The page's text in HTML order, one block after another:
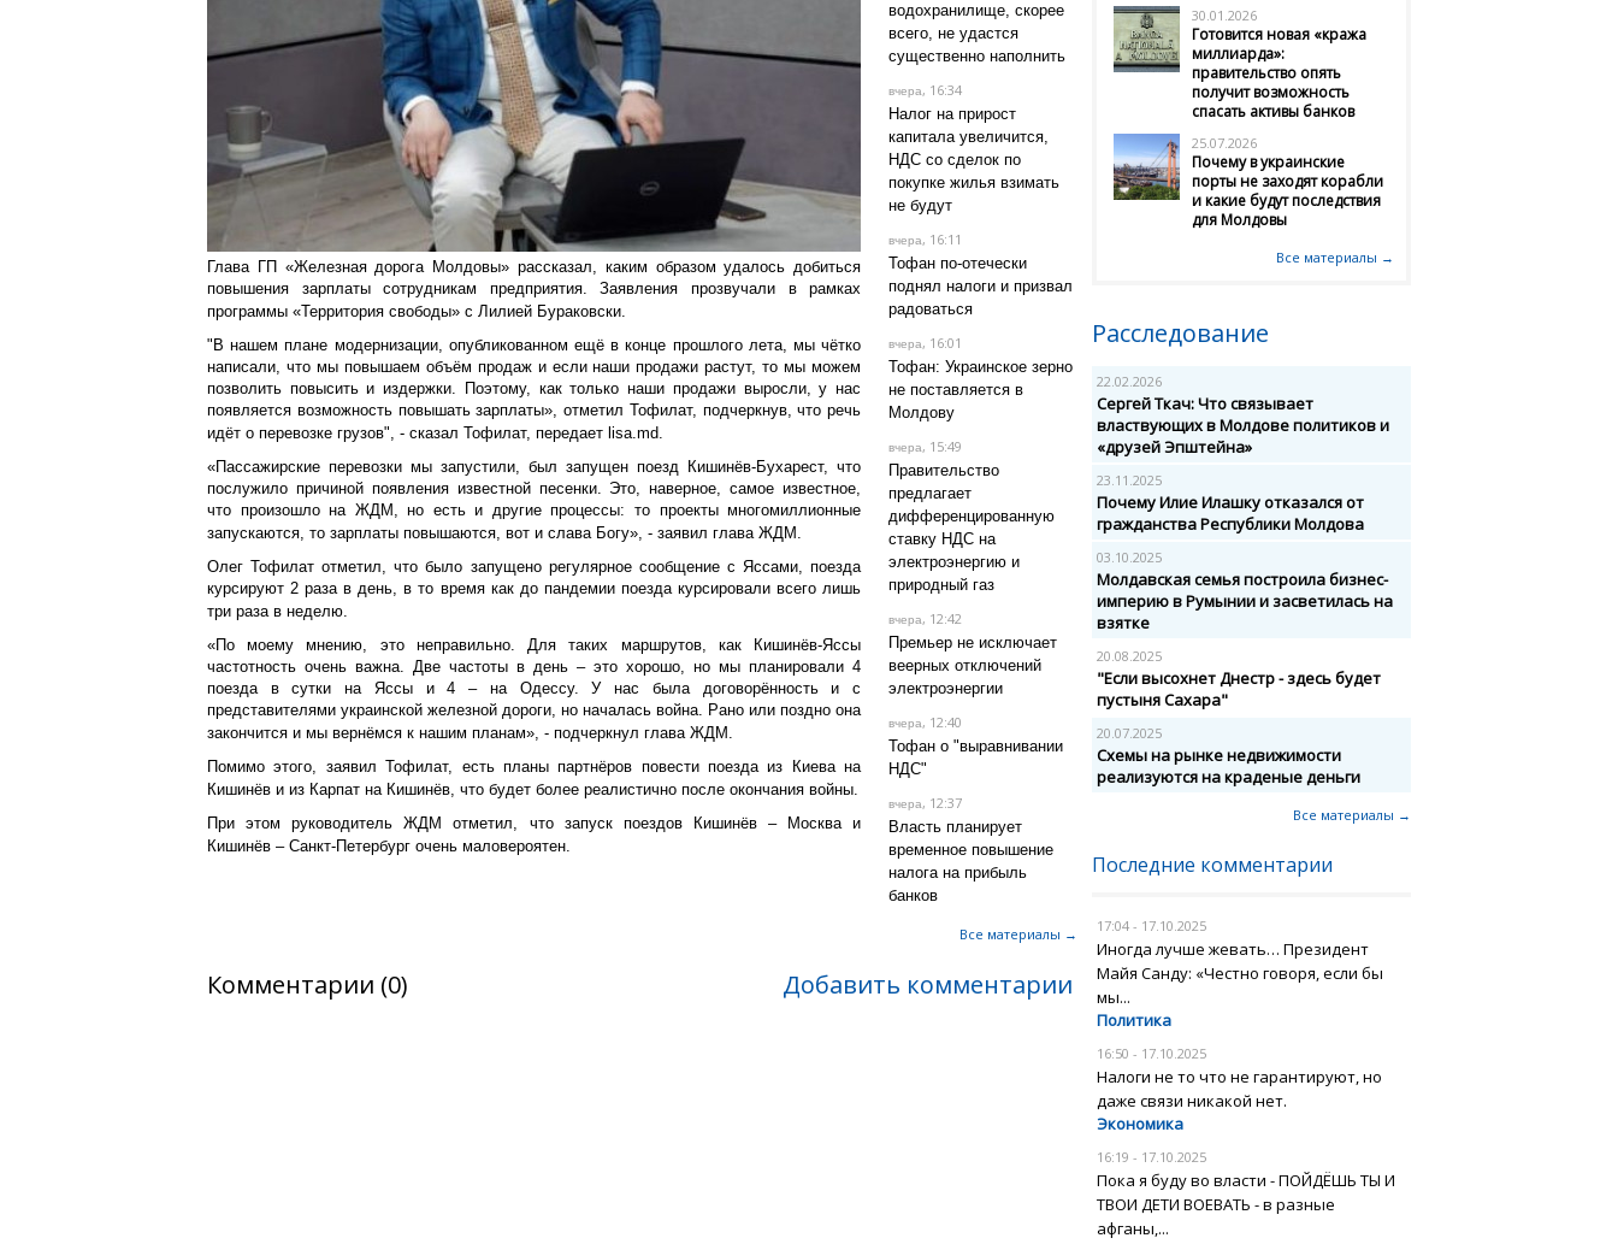
Глава ГП «Железная дорога Молдовы» рассказал, каким образом удалось добиться
повышения зарплаты сотрудникам предприятия. Заявления прозвучали в рамках
программы «Территория свободы» с Лилией Бураковски.
"В нашем плане модернизации, опубликованном ещё в конце прошлого лета, мы чётко
написали, что мы повышаем объём продаж и если наши продажи растут, то мы можем
позволить повысить и издержки. Поэтому, как только наши продажи выросли, у нас
появляется возможность повышать зарплаты», отметил Тофилат, подчеркнув, что речь
идёт о перевозке грузов", - сказал Тофилат, передает lisa.md.
«Пассажирские перевозки мы запустили, был запущен поезд Кишинёв-Бухарест, что
послужило причиной появления известной песенки. Это, наверное, самое известное,
что произошло на ЖДМ, но есть и другие процессы: то проекты многомиллионные
запускаются, то зарплаты повышаются, вот и слава Богу», - заявил глава ЖДМ.
Олег Тофилат отметил, что было запущено регулярное сообщение с Яссами, поезда
курсируют 2 раза в день, в то время как до пандемии поезда курсировали всего лишь
три раза в неделю.
«По моему мнению, это неправильно. Для таких маршрутов, как Кишинёв-Яссы
частотность очень важна. Две частоты в день – это хорошо, но мы планировали 4
поезда в сутки на Яссы и 4 – на Одессу. У нас была договорённость и с
представителями украинской железной дороги, но началась война. Рано или поздно она
закончится и мы вернёмся к нашим планам», - подчеркнул глава ЖДМ.
Помимо этого, заявил Тофилат, есть планы партнёров повести поезда из Киева на
Кишинёв и из Карпат на Кишинёв, что будет более реалистично после окончания войны.
При этом руководитель ЖДМ отметил, что запуск поездов Кишинёв – Москва и
Кишинёв – Санкт-Петербург очень маловероятен.
водохранилище, скорее
всего, не удастся
существенно наполнить
вчера, 16:34
Налог на прирост
капитала увеличится,
НДС со сделок по
покупке жилья взимать
не будут
вчера, 16:11
Тофан по-отечески
поднял налоги и призвал
радоваться
вчера, 16:01
Тофан: Украинское зерно
не поставляется в
Молдову
вчера, 15:49
Правительство
предлагает
дифференцированную
ставку НДС на
электроэнергию и
природный газ
вчера, 12:42
Премьер не исключает
веерных отключений
электроэнергии
вчера, 12:40
Тофан о "выравнивании
НДС"
вчера, 12:37
Власть планирует
временное повышение
налога на прибыль
банков
Все материалы →
Комментарии (0) Добавить комментарии
30.01.2026
Готовится новая «кража
миллиарда»:
правительство опять
получит возможность
спасать активы банков
25.07.2026
Почему в украинские
порты не заходят корабли
и какие будут последствия
для Молдовы
Все материалы →
Расследование
22.02.2026
Сергей Ткач: Что связывает
властвующих в Молдове политиков и
«друзей Эпштейна»
23.11.2025
Почему Илие Илашку отказался от
гражданства Республики Молдова
03.10.2025
Молдавская семья построила бизнес-
империю в Румынии и засветилась на
взятке
20.08.2025
"Если высохнет Днестр - здесь будет
пустыня Сахара"
20.07.2025
Схемы на рынке недвижимости
реализуются на краденые деньги
Все материалы →
Последние комментарии
17:04 - 17.10.2025
Иногда лучше жевать… Президент
Майя Санду: «Честно говоря, если бы
мы...
Политика
16:50 - 17.10.2025
Налоги не то что не гарантируют, но
даже связи никакой нет.
Экономика
16:19 - 17.10.2025
Пока я буду во власти - ПОЙДЁШЬ ТЫ И
ТВОИ ДЕТИ ВОЕВАТЬ - в разные
афганы,...